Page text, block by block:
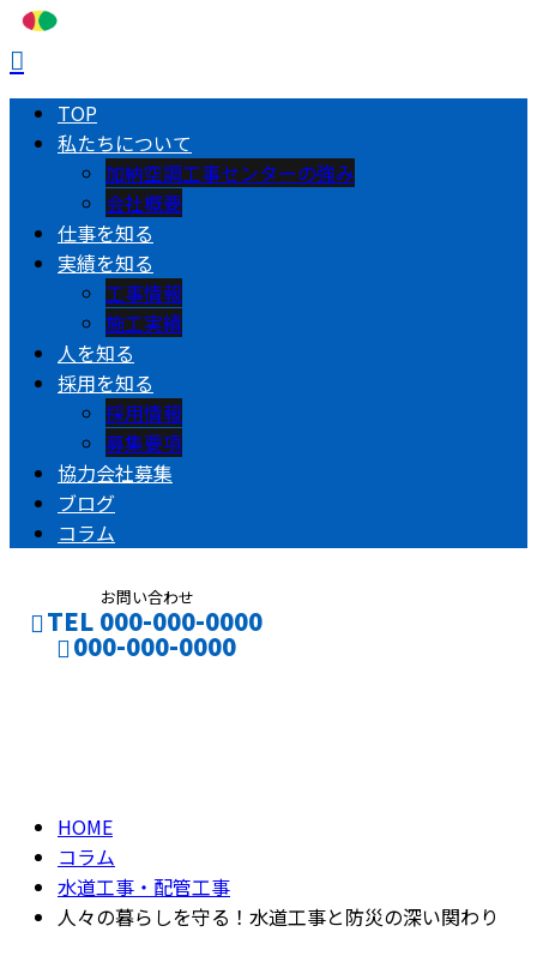
TOP
私たちについて
加納空調工事センターの強み
会社概要
仕事を知る
実績を知る
工事情報
施工実績
人を知る
採用を知る
採用情報
募集要項
協力会社募集
ブログ
コラム
お問い合わせ
TEL 000-000-0000
000-000-0000
HOME
コラム
水道工事・配管工事
人々の暮らしを守る！水道工事と防災の深い関わり